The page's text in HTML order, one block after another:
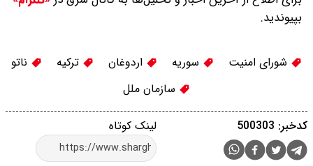
بپیوندید.
شورای امنیت سوریه اردوغان ترکیه
ناتو
سازمان ملل
لینک کوتاه کدخبر: 500303